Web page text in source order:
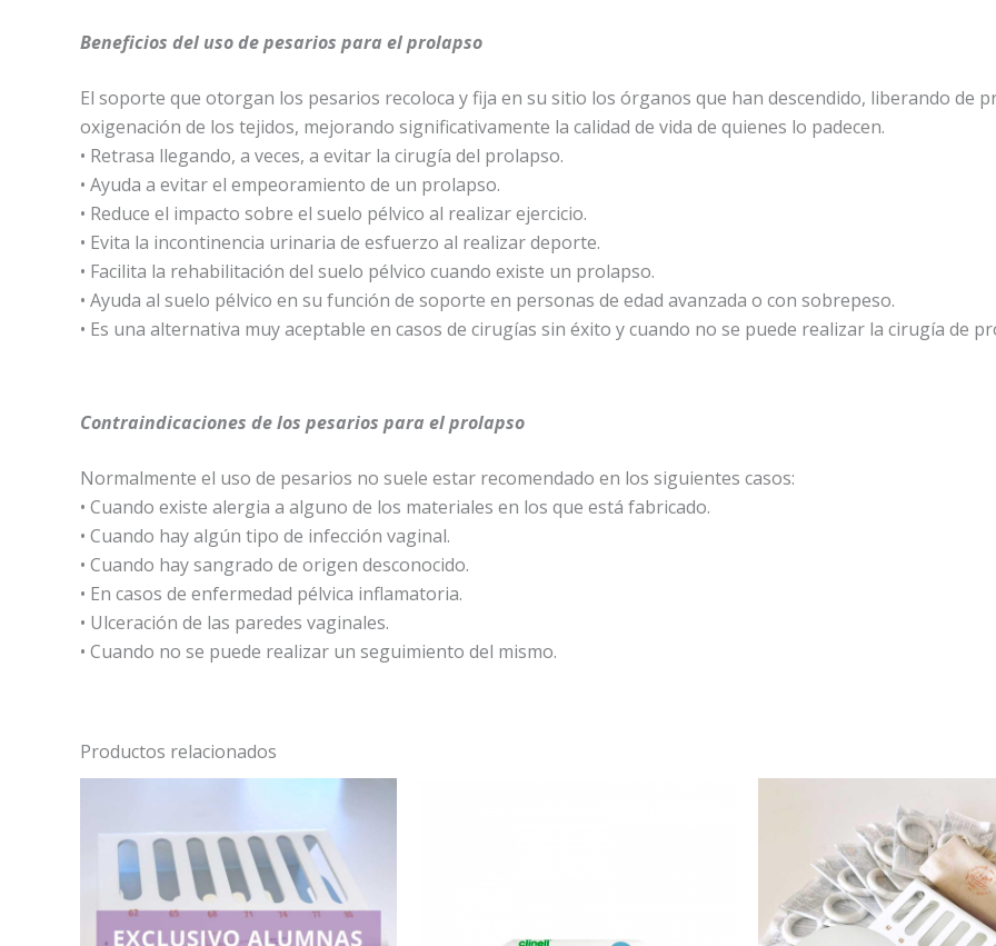
Beneficios del uso de pesarios para el prolapso
El soporte que otorgan los pesarios recoloca y fija en su sitio los órganos que han descendido, liberando de
oxigenación de los tejidos, mejorando significativamente la calidad de vida de quienes lo padecen.
• Retrasa llegando, a veces, a evitar la cirugía del prolapso.
• Ayuda a evitar el empeoramiento de un prolapso.
• Reduce el impacto sobre el suelo pélvico al realizar ejercicio.
• Evita la incontinencia urinaria de esfuerzo al realizar deporte.
• Facilita la rehabilitación del suelo pélvico cuando existe un prolapso.
• Ayuda al suelo pélvico en su función de soporte en personas de edad avanzada o con sobrepeso.
• Es una alternativa muy aceptable en casos de cirugías sin éxito y cuando no se puede realizar la cirugía de
Contraindicaciones de los pesarios para el prolapso
Normalmente el uso de pesarios no suele estar recomendado en los siguientes casos:
• Cuando existe alergia a alguno de los materiales en los que está fabricado.
• Cuando hay algún tipo de infección vaginal.
• Cuando hay sangrado de origen desconocido.
• En casos de enfermedad pélvica inflamatoria.
• Ulceración de las paredes vaginales.
• Cuando no se puede realizar un seguimiento del mismo.
Productos relacionados